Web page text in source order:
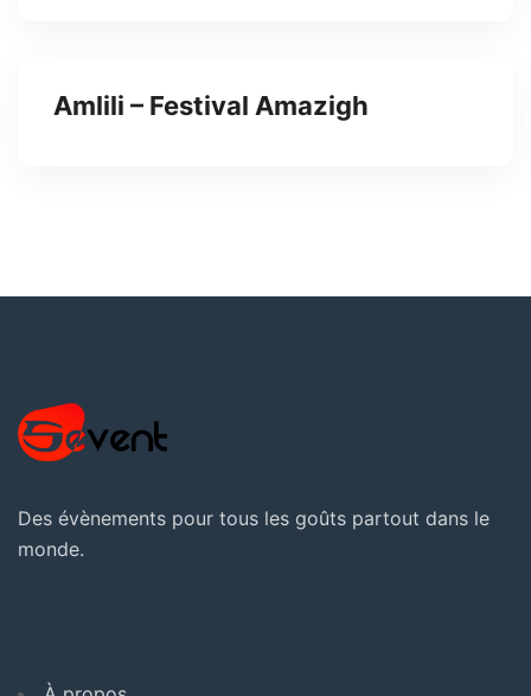
Amlili – Festival Amazigh
Des évènements pour tous les goûts partout dans le
monde.